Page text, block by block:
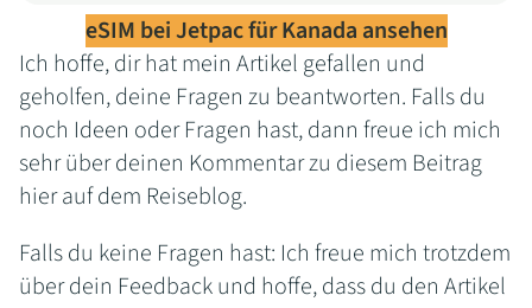
funktionieren bei Jetpac auch nach Verbrauch
des Volumens weiter.
Ja. Jetpac bietet auch kurzfristige Pakete ab 1
GB für 4 Tage an, ideal für ein langes
Wochenende in Toronto oder Vancouver.
eSIM bei Jetpac für Kanada ansehen
Ich hoffe, dir hat mein Artikel gefallen und
geholfen, deine Fragen zu beantworten. Falls du
noch Ideen oder Fragen hast, dann freue ich mich
sehr über deinen Kommentar zu diesem Beitrag
hier auf dem Reiseblog.
Falls du keine Fragen hast: Ich freue mich trotzdem
über dein Feedback und hoffe, dass du den Artikel